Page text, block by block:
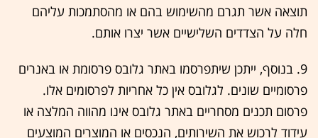
תוצאה אשר תגרם מהשימוש בהם או מהסתמכות עליהם
חלה על הצדדים השלישיים אשר יצרו אותם.
9. בנוסף, ייתכן שיתפרסמו באתר גלובס פרסומת או באנרים
פרסומיים שונים. לגלובס אין כל אחריות לפרסומים אלו.
פרסום תכנים מסחריים באתר גלובס אינו מהווה המלצה או
עידוד לרכוש את השירותים, הנכסים או המוצרים המוצעים